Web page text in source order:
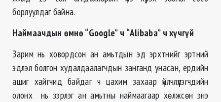
борлуулдаг байна.
Наймаачдын өмнө “Google” ч “Alibaba” ч хүчгүй
Зарим нь ховордсон ан амьтдын эд эрхтнийг эртний
эдлэл болгон худалдаалагчдын занганд унасан, ердийн
ашиг хайгчид байдаг ч цахим захаар үйлчлүүлэгчдийн
олонх нь зэрлэг ан амьтны наймаагаар хөлжсөн энэ